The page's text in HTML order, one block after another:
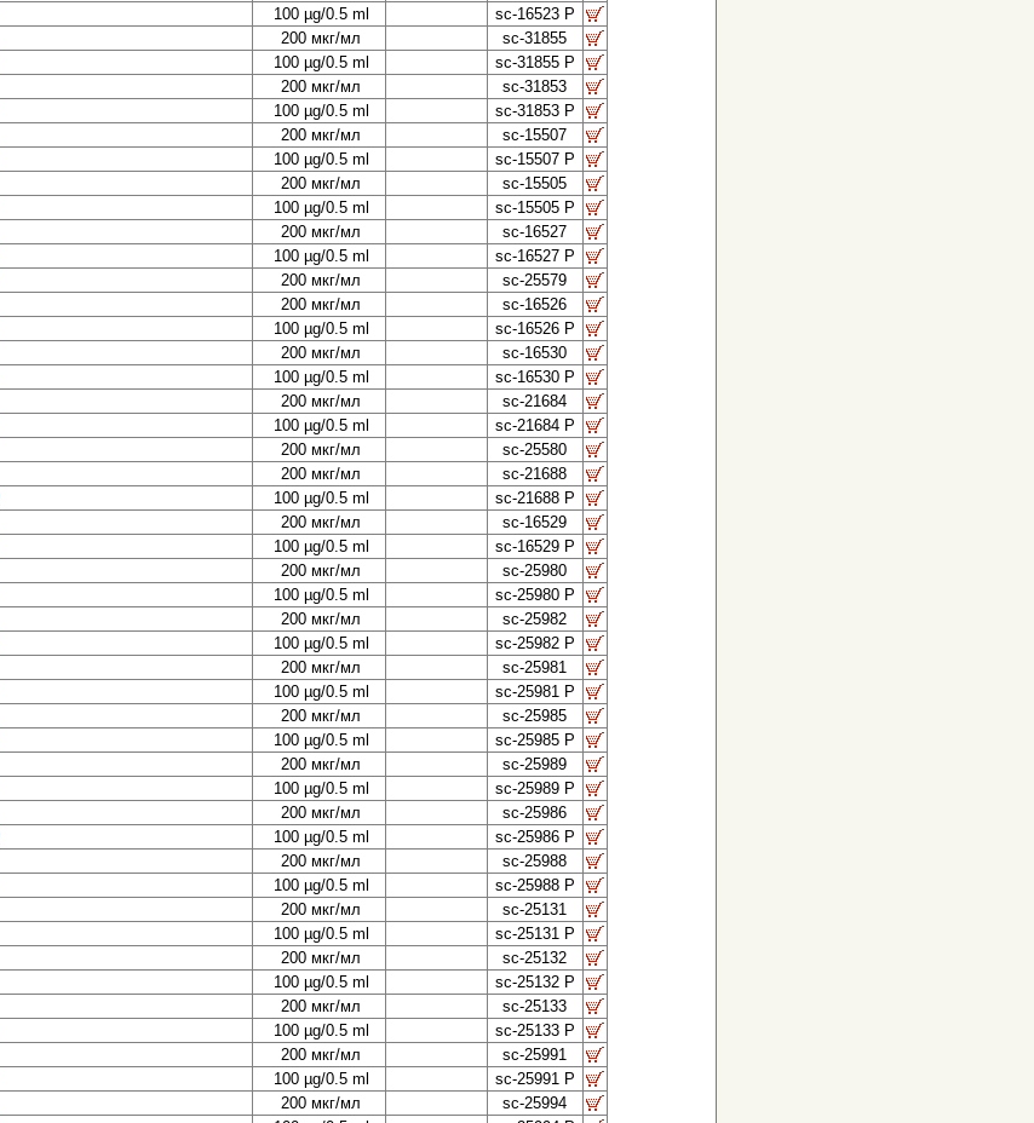
100 µg/0.5 ml
sc-16523 P
200 мкг/мл
sc-31855
100 µg/0.5 ml
sc-31855 P
200 мкг/мл
sc-31853
100 µg/0.5 ml
sc-31853 P
200 мкг/мл
sc-15507
100 µg/0.5 ml
sc-15507 P
200 мкг/мл
sc-15505
100 µg/0.5 ml
sc-15505 P
200 мкг/мл
sc-16527
100 µg/0.5 ml
sc-16527 P
200 мкг/мл
sc-25579
200 мкг/мл
sc-16526
100 µg/0.5 ml
sc-16526 P
200 мкг/мл
sc-16530
100 µg/0.5 ml
sc-16530 P
200 мкг/мл
sc-21684
100 µg/0.5 ml
sc-21684 P
200 мкг/мл
sc-25580
200 мкг/мл
sc-21688
100 µg/0.5 ml
sc-21688 P
200 мкг/мл
sc-16529
100 µg/0.5 ml
sc-16529 P
200 мкг/мл
sc-25980
100 µg/0.5 ml
sc-25980 P
200 мкг/мл
sc-25982
100 µg/0.5 ml
sc-25982 P
200 мкг/мл
sc-25981
100 µg/0.5 ml
sc-25981 P
200 мкг/мл
sc-25985
100 µg/0.5 ml
sc-25985 P
200 мкг/мл
sc-25989
100 µg/0.5 ml
sc-25989 P
200 мкг/мл
sc-25986
100 µg/0.5 ml
sc-25986 P
200 мкг/мл
sc-25988
100 µg/0.5 ml
sc-25988 P
200 мкг/мл
sc-25131
100 µg/0.5 ml
sc-25131 P
200 мкг/мл
sc-25132
100 µg/0.5 ml
sc-25132 P
200 мкг/мл
sc-25133
100 µg/0.5 ml
sc-25133 P
200 мкг/мл
sc-25991
100 µg/0.5 ml
sc-25991 P
200 мкг/мл
sc-25994